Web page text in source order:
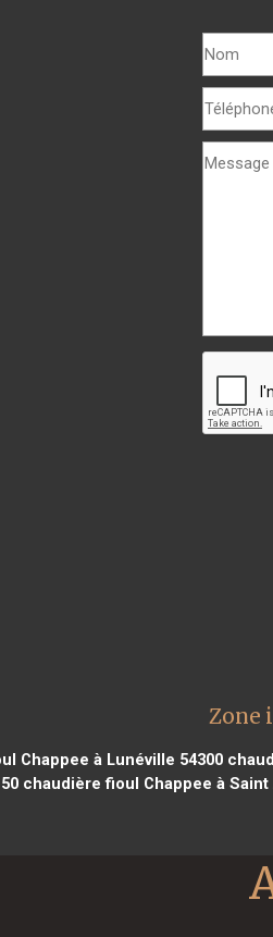
Zone
Chappee à Lunéville 54300
chaudière fioul Chappee à Saint